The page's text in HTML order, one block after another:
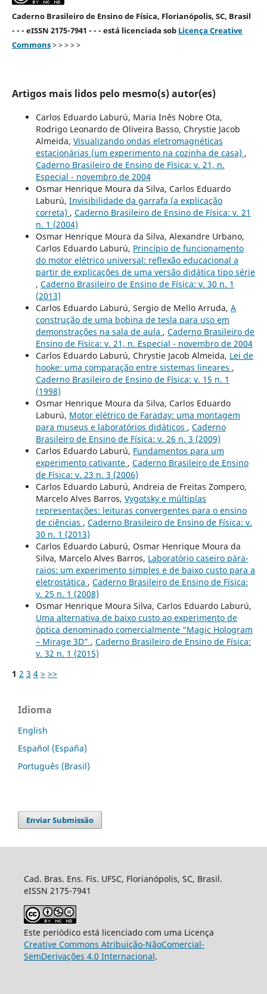
Caderno Brasileiro de Ensino de Física, Florianópolis, SC, Brasil
- - - eISSN 2175-7941 - - - está licenciada sob Licença Creative
Commons> > > > >
Artigos mais lidos pelo mesmo(s) autor(es)
Carlos Eduardo Laburú, Maria Inês Nobre Ota,
Rodrigo Leonardo de Oliveira Basso, Chrystie Jacob
Almeida, Visualizando ondas eletromagnéticas
estacionárias (um experimento na cozinha de casa) ,
Caderno Brasileiro de Ensino de Física: v. 21, n.
Especial - novembro de 2004
Osmar Henrique Moura da Silva, Carlos Eduardo
Laburú, Invisibilidade da garrafa (a explicação
correta) , Caderno Brasileiro de Ensino de Física: v. 21
n. 1 (2004)
Osmar Henrique Moura da Silva, Alexandre Urbano,
Carlos Eduardo Laburú, Princípio de funcionamento
do motor elétrico universal: reflexão educacional a
partir de explicações de uma versão didática tipo série
, Caderno Brasileiro de Ensino de Física: v. 30 n. 1
(2013)
Carlos Eduardo Laburú, Sergio de Mello Arruda, A
construção de uma bobina de tesla para uso em
demonstrações na sala de aula , Caderno Brasileiro de
Ensino de Física: v. 21, n. Especial - novembro de 2004
Carlos Eduardo Laburú, Chrystie Jacob Almeida, Lei de
hooke: uma comparação entre sistemas lineares ,
Caderno Brasileiro de Ensino de Física: v. 15 n. 1
(1998)
Osmar Henrique Moura da Silva, Carlos Eduardo
Laburú, Motor elétrico de Faraday: uma montagem
para museus e laboratórios didáticos , Caderno
Brasileiro de Ensino de Física: v. 26 n. 3 (2009)
Carlos Eduardo Laburú, Fundamentos para um
experimento cativante , Caderno Brasileiro de Ensino
de Física: v. 23 n. 3 (2006)
Carlos Eduardo Laburú, Andreia de Freitas Zompero,
Marcelo Alves Barros, Vygotsky e múltiplas
representações: leituras convergentes para o ensino
de ciências , Caderno Brasileiro de Ensino de Física: v.
30 n. 1 (2013)
Carlos Eduardo Laburú, Osmar Henrique Moura da
Silva, Marcelo Alves Barros, Laboratório caseiro pára-
raios: um experimento simples e de baixo custo para a
eletrostática , Caderno Brasileiro de Ensino de Física:
v. 25 n. 1 (2008)
Osmar Henrique Moura Silva, Carlos Eduardo Laburú,
Uma alternativa de baixo custo ao experimento de
óptica denominado comercialmente “Magic Hologram
– Mirage 3D” , Caderno Brasileiro de Ensino de Física:
v. 32 n. 1 (2015)
1 2 3 4 > >>
Idioma
English
Español (España)
Português (Brasil)
Enviar Submissão
Cad. Bras. Ens. Fís. UFSC, Florianópolis, SC, Brasil.
eISSN 2175-7941
Este periódico está licenciado com uma Licença
Creative Commons Atribuição-NãoComercial-
SemDerivações 4.0 Internacional.